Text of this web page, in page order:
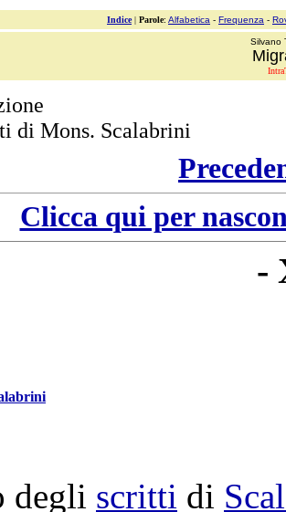
Indice| Parole: Alfabetica - Frequenza -
Silvano
di Mons. Scalabrini
Clicca qui per
-
degli scritti di